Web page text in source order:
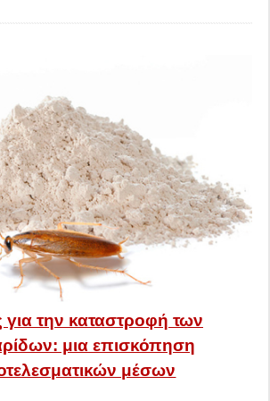
για την καταστροφή των
μια επισκόπηση
μέσων